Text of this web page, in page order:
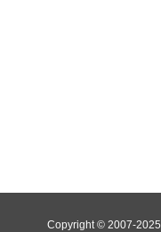
Copyright © 2007-